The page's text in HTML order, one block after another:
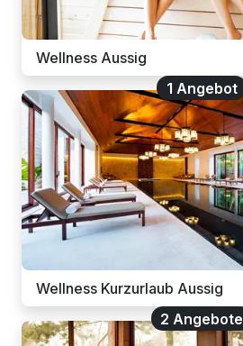
Wellness Aussig
1 Angebot
Wellness Kurzurlaub Aussig
2 Angebote